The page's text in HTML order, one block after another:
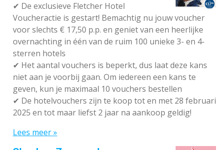
✔ De exclusieve Fletcher Hotel
Voucheractie is gestart! Bemachtig nu jouw voucher
voor slechts € 17,50 p.p. en geniet van een heerlijke
overnachting in één van de ruim 100 unieke 3- en 4-
sterren hotels
✔ Het aantal vouchers is beperkt, dus laat deze kans
niet aan je voorbij gaan. Om iedereen een kans te
geven, kun je maximaal 10 vouchers bestellen
✔ De hotelvouchers zijn te koop tot en met 28 februari
2025 en tot maar liefst 2 jaar na aankoop geldig!
Lees meer »